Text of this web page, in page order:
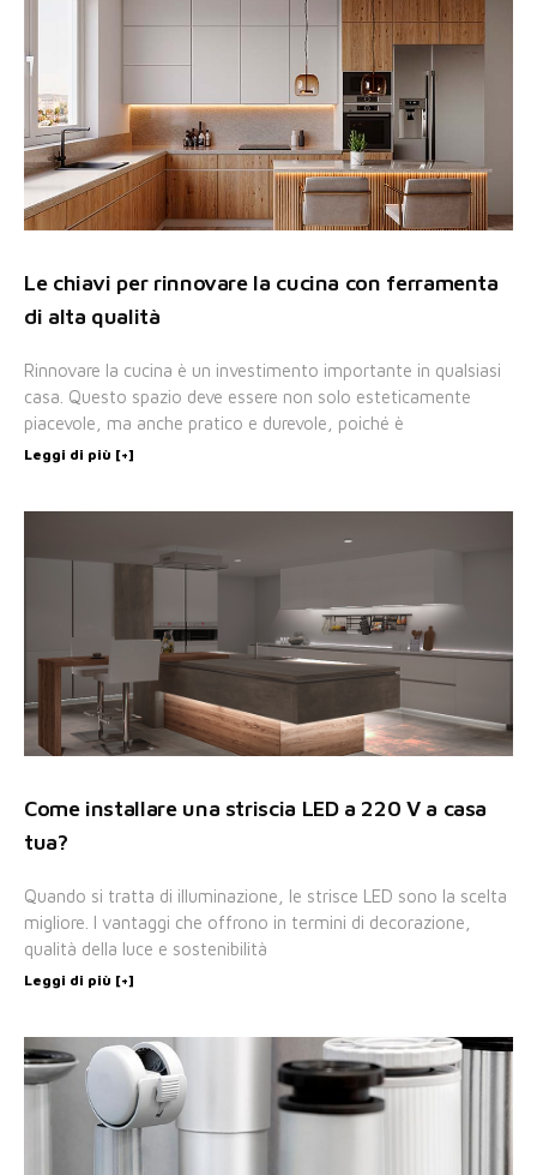
Le chiavi per rinnovare la cucina con ferramenta
di alta qualità
Rinnovare la cucina è un investimento importante in qualsiasi
casa. Questo spazio deve essere non solo esteticamente
piacevole, ma anche pratico e durevole, poiché è
Leggi di più [+]
Come installare una striscia LED a 220 V a casa
tua?
Quando si tratta di illuminazione, le strisce LED sono la scelta
migliore. I vantaggi che offrono in termini di decorazione,
qualità della luce e sostenibilità
Leggi di più [+]